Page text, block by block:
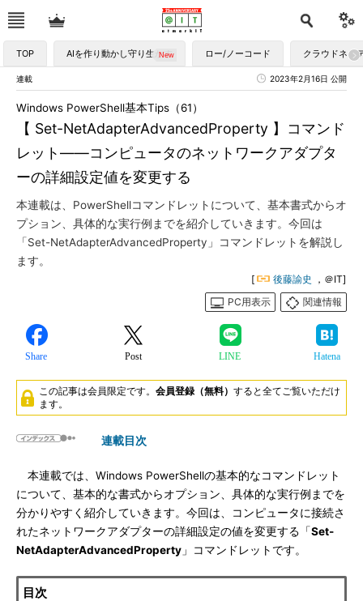
TOP AIを作り動かし守り生かす ロー/ノーコード クラウドネイ
連載 2023年2月16日 公開
【 Set-NetAdapterAdvancedProperty 】コマンド
レット――コンピュータのネットワークアダプタ
ーの詳細設定値を変更する
Windows PowerShell基本Tips（61）
本連載は、PowerShellコマンドレットについて、基本書式からオ
プション、具体的な実行例までを紹介していきます。今回は
「Set-NetAdapterAdvancedProperty」コマンドレットを解説し
ます。
[ 後藤諭史
，＠IT]
PC用表示
関連情報
Share Post LINE Hatena
この記事は会員限定です。 会員登録（無料） すると全てご覧いただけ
ます。
連載目次
本連載では、Windows PowerShellの基本的なコマンドレット
について、基本的な書式からオプション、具体的な実行例までを
分かりやすく紹介していきます。今回は、コンピュータに接続さ
れたネットワークアダプターの詳細設定の値を変更する「Set-
NetAdapterAdvancedProperty 」コマンドレットです。
目次